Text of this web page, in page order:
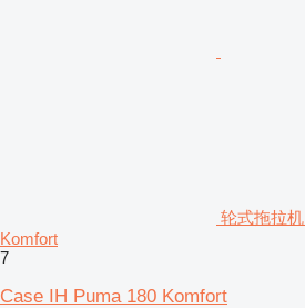
轮式拖拉
Komfort
7
Case IH Puma 180 Komfort